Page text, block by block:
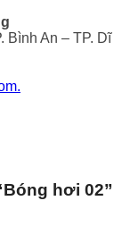
Bình An – TP. Dĩ
hơi 02”